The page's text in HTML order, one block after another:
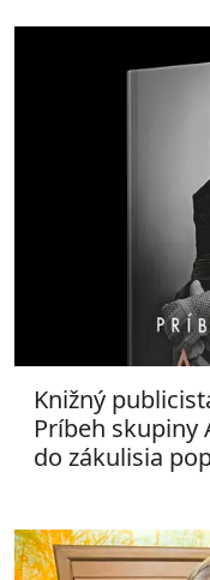
Knižný
Príbeh skupiny
do zákulisia